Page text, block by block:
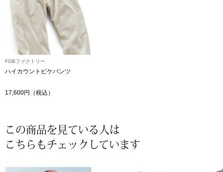
ランド
FOBファクトリー
ハイカウントピケパンツ
17,600円（税込）
この商品を見ている人は
こちらもチェックしています